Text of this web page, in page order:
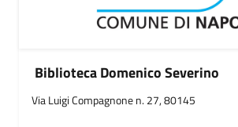
Biblioteca Domenico Severino
Via Luigi Compagnone n. 27, 80145